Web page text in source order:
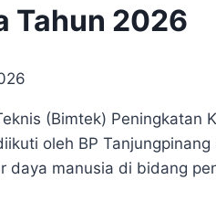
Tahun 2026
(Bimtek) Peningkatan
oleh BP
daya manusia di bidang